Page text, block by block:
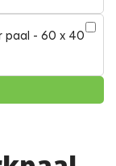
paal - 60 x 40